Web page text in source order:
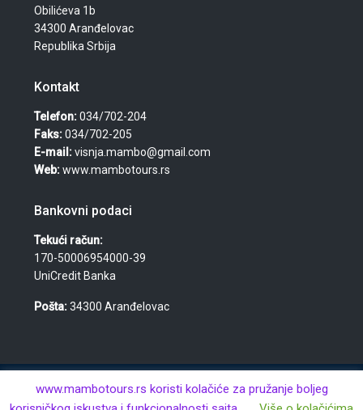
Obilićeva 1b
34300 Aranđelovac
Republika Srbija
Kontakt
Telefon:034/702-204
Faks:034/702-205
E-mail:visnja.mambo@gmail.com
Web:www.mambotours.rs
Bankovni podaci
Tekući račun:
170-50006954000-39
UniCredit Banka
Pošta:34300 Aranđelovac
Tours" — Višnja Đurić PR · Aranđelovac · MB: 61359443 · PIB:
www.mambotours.rs koristi kolačiće za pružanje boljeg